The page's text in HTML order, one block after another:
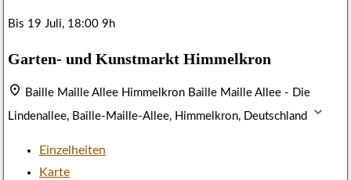
Bis 19 Juli, 18:00 9h
Garten- und Kunstmarkt Himmelkron
Baille Maille Allee Himmelkron Baille Maille Allee - Die
Lindenallee, Baille-Maille-Allee, Himmelkron, Deutschland
Einzelheiten
Karte